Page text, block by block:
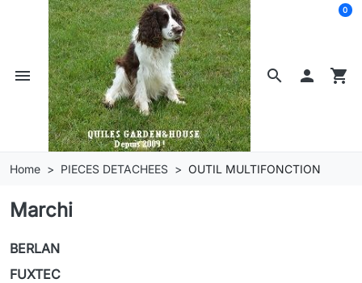
search
menu  shopping_cart
0
Home PIECES DETACHEES OUTIL MULTIFONCTION
Marchi
BERLAN
FUXTEC